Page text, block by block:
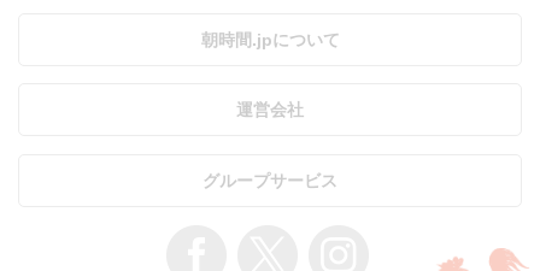
朝時間.jpについて
運営会社
グループサービス